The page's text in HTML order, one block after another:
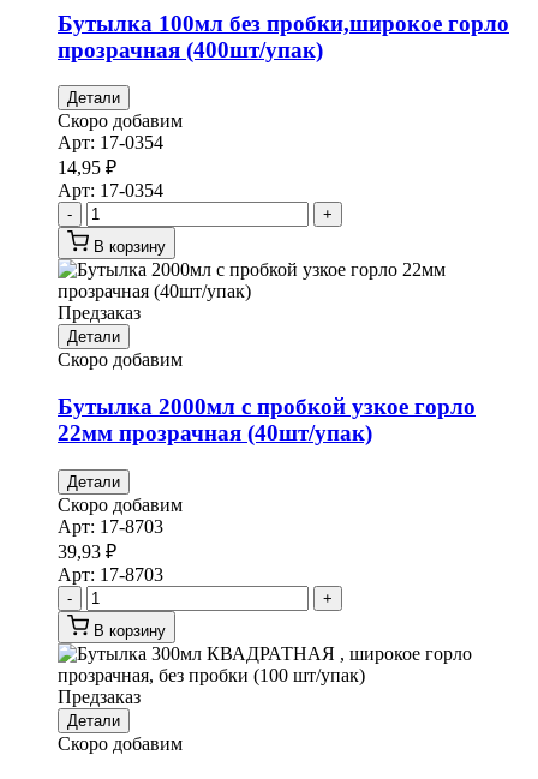
Бутылка 100мл без пробки,широкое горло
прозрачная (400шт/упак)
Детали
Скоро добавим
Арт: 17-0354
14,95 ₽
Арт: 17-0354
-
+
В корзину
Предзаказ
Детали
Скоро добавим
Бутылка 2000мл с пробкой узкое горло
22мм прозрачная (40шт/упак)
Детали
Скоро добавим
Арт: 17-8703
39,93 ₽
Арт: 17-8703
-
+
В корзину
Предзаказ
Детали
Скоро добавим